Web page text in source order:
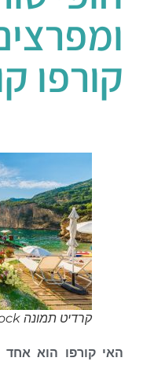
קורפו
קרדיט תמונה Shutterstock
האי קורפו הוא אחד